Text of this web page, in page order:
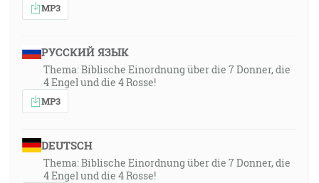
MP3
РУССКИЙ ЯЗЫК
Thema: Biblische Einordnung über die 7 Donner, die
4 Engel und die 4 Rosse!
MP3
DEUTSCH
Thema: Biblische Einordnung über die 7 Donner, die
4 Engel und die 4 Rosse!